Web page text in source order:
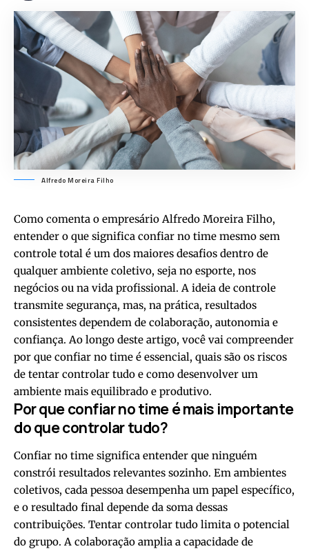
Alfredo Moreira Filho
Como comenta o empresário Alfredo Moreira Filho,
entender o que significa confiar no time mesmo sem
controle total é um dos maiores desafios dentro de
qualquer ambiente coletivo, seja no esporte, nos
negócios ou na vida profissional. A ideia de controle
transmite segurança, mas, na prática, resultados
consistentes dependem de colaboração, autonomia e
confiança. Ao longo deste artigo, você vai compreender
por que confiar no time é essencial, quais são os riscos
de tentar controlar tudo e como desenvolver um
ambiente mais equilibrado e produtivo.
Por que confiar no time é mais importante
do que controlar tudo?
Confiar no time significa entender que ninguém
constrói resultados relevantes sozinho. Em ambientes
coletivos, cada pessoa desempenha um papel específico,
e o resultado final depende da soma dessas
contribuições. Tentar controlar tudo limita o potencial
do grupo. A colaboração amplia a capacidade de